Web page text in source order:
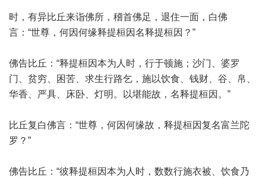
时，有异比丘来诣佛所，稽首佛足，退住一面，白佛
言：“世尊，何因何缘释提桓因名释提桓因？”
佛告比丘：“释提桓因本为人时，行于顿施；沙门、婆罗
门、贫穷、困苦、求生行路乞，施以饮食、钱财、谷、帛、
华香、严具、床卧、灯明。以堪能故，名释提桓因。”
比丘复白佛言：“世尊，何因何缘故，释提桓因复名富兰陀
罗？”
佛告比丘：“彼释提桓因本为人时，数数行施衣被、饮食乃